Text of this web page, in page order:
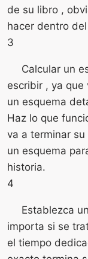
de su libro ,
hacer dentro
3
Calcular un
escribir , ya que
un esquema
Haz lo que
va a terminar
un esquema
historia.
4
Establezca
importa si se
el tiempo